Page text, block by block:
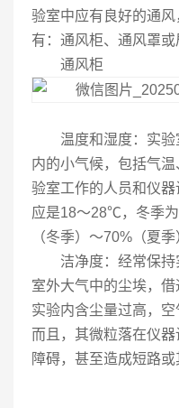
验室中应有良好的通
有：通风柜、通风罩或
通风柜
温度和湿度：实
内的小气候，包括气
验室工作的人员和仪
应是18～28℃，冬季
（冬季）～70%（夏季
洁净度：经常保持
室外大气中的尘埃，借
实验内含尘量过高，空
而且，其微粒落在仪
障碍，甚至造成短路或